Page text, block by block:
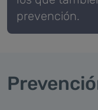
prevención.